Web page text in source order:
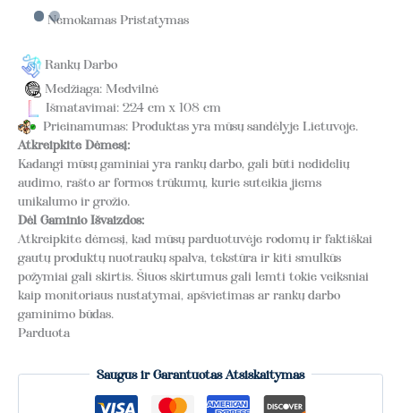
Nemokamas Pristatymas
Rankų Darbo
Medžiaga: Medvilnė
Išmatavimai: 224 cm x 108 cm
Prieinamumas: Produktas yra mūsų sandėlyje Lietuvoje.
Atkreipkite Dėmesį:
Kadangi mūsų gaminiai yra rankų darbo, gali būti nedidelių
audimo, rašto ar formos trūkumų, kurie suteikia jiems
unikalumo ir grožio.
Dėl Gaminio Išvaizdos:
Atkreipkite dėmesį, kad mūsų parduotuvėje rodomų ir faktiškai
gautų produktų nuotraukų spalva, tekstūra ir kiti smulkūs
požymiai gali skirtis. Šiuos skirtumus gali lemti tokie veiksniai
kaip monitoriaus nustatymai, apšvietimas ar rankų darbo
gaminimo būdas.
Parduota
Saugus ir Garantuotas Atsiskaitymas